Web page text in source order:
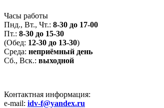
Часы работы
Пнд., Вт., Чт.: 8-30 до 17-00
Пт.: 8-30 до 15-30
(Обед: 12-30 до 13-30)
Среда: неприёмный день
Сб., Вск.: выходной
Контактная информация:
e-mail: idv-f@yandex.ru